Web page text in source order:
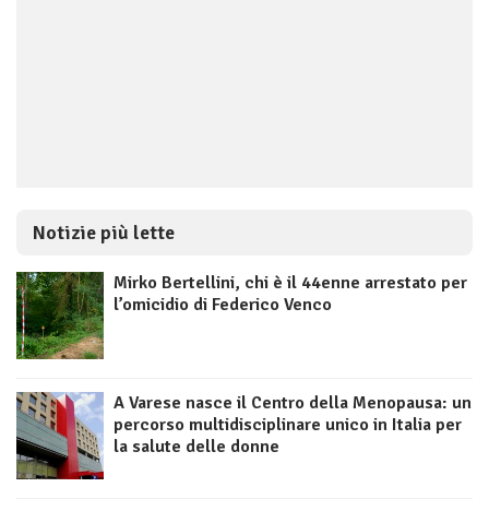
Notizie più lette
Mirko Bertellini, chi è il 44enne arrestato per
l’omicidio di Federico Venco
A Varese nasce il Centro della Menopausa: un
percorso multidisciplinare unico in Italia per
la salute delle donne